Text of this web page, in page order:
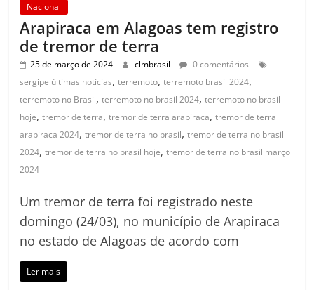
Nacional
Arapiraca em Alagoas tem registro
de tremor de terra
25 de março de 2024 clmbrasil
0 comentários
sergipe últimas notícias,terremoto,terremoto brasil 2024,
terremoto no Brasil,terremoto no brasil 2024,terremoto no brasil
hoje,tremor de terra,tremor de terra arapiraca,tremor de terra
arapiraca 2024,tremor de terra no brasil,tremor de terra no brasil
2024,tremor de terra no brasil hoje,tremor de terra no brasil março
2024
Um tremor de terra foi registrado neste
domingo (24/03), no município de Arapiraca
no estado de Alagoas de acordo com
Ler mais